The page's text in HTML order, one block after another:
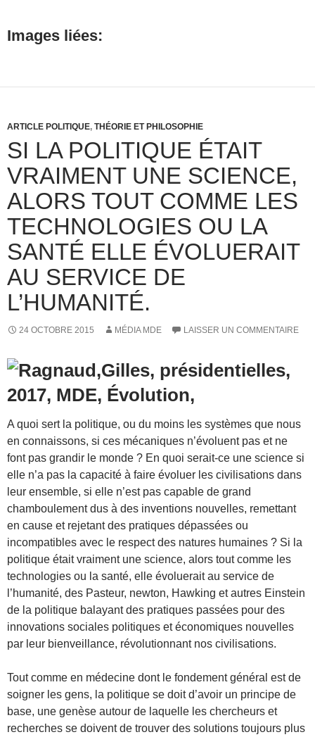
Images liées:
ARTICLE POLITIQUE, THÉORIE ET PHILOSOPHIE
SI LA POLITIQUE ÉTAIT
VRAIMENT UNE SCIENCE,
ALORS TOUT COMME LES
TECHNOLOGIES OU LA
SANTÉ ELLE ÉVOLUERAIT
AU SERVICE DE
L’HUMANITÉ.
24 OCTOBRE 2015 MÉDIA MDE LAISSER UN COMMENTAIRE
A quoi sert la politique, ou du moins les systèmes que nous
en connaissons, si ces mécaniques n’évoluent pas et ne
font pas grandir le monde ? En quoi serait-ce une science si
elle n’a pas la capacité à faire évoluer les civilisations dans
leur ensemble, si elle n’est pas capable de grand
chamboulement dus à des inventions nouvelles, remettant
en cause et rejetant des pratiques dépassées ou
incompatibles avec le respect des natures humaines ? Si la
politique était vraiment une science, alors tout comme les
technologies ou la santé, elle évoluerait au service de
l’humanité, des Pasteur, newton, Hawking et autres Einstein
de la politique balayant des pratiques passées pour des
innovations sociales politiques et économiques nouvelles
par leur bienveillance, révolutionnant nos civilisations.
Tout comme en médecine dont le fondement général est de
soigner les gens, la politique se doit d’avoir un principe de
base, une genèse autour de laquelle les chercheurs et
recherches se doivent de trouver des solutions toujours plus